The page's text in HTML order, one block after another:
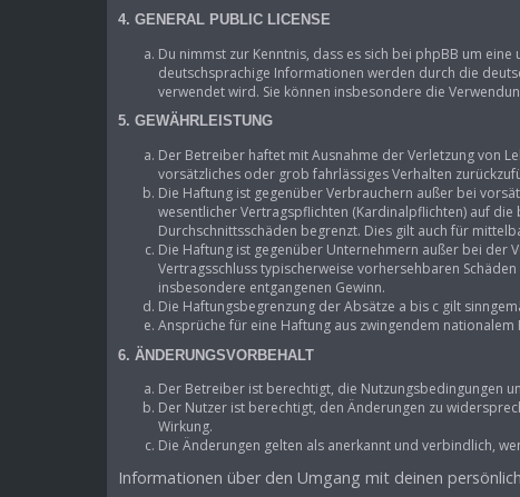
4. GENERAL PUBLIC LICENSE
Du nimmst zur Kenntnis, dass es sich bei phpBB um eine
deutschsprachige Informationen werden durch die
verwendet wird. Sie können insbesondere die
5. GEWÄHRLEISTUNG
Der Betreiber haftet mit Ausnahme der Verletzung von
vorsätzliches oder grob fahrlässiges Verhalten
Die Haftung ist gegenüber Verbrauchern außer bei
wesentlicher Vertragspflichten (Kardinalpflichten) auf
Durchschnittsschäden begrenzt. Dies gilt auch für
Die Haftung ist gegenüber Unternehmern außer bei der
Vertragsschluss typischerweise vorhersehbaren
insbesondere entgangenen Gewinn.
Die Haftungsbegrenzung der Absätze a bis c gilt
Ansprüche für eine Haftung aus zwingendem
6. ÄNDERUNGSVORBEHALT
Der Betreiber ist berechtigt, die Nutzungsbedingungen
Der Nutzer ist berechtigt, den Änderungen zu
Wirkung.
Die Änderungen gelten als anerkannt und verbindlich,
Informationen über den Umgang mit deinen